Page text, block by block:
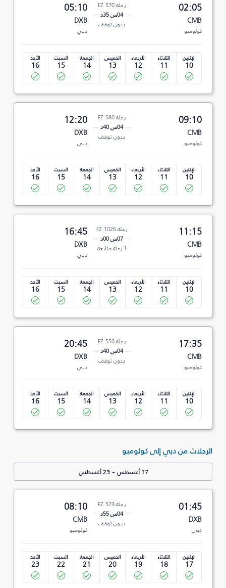
02:05
CMB
كولومبو
رحلة FZ 570
04س 35د
بدون توقف
05:10
DXB
دبي
الإثنين
10
الثلاثاء
11
الأربعاء
12
الخميس
13
الجمعة
14
السبت
15
الأحد
16
09:10
CMB
كولومبو
رحلة FZ 580
04س 40د
بدون توقف
12:20
DXB
دبي
الإثنين
10
الثلاثاء
11
الأربعاء
12
الخميس
13
الجمعة
14
السبت
15
الأحد
16
11:15
CMB
كولومبو
رحلة FZ 1026
07س 00د
1 رحلة متابعة
16:45
DXB
دبي
الإثنين
10
الثلاثاء
11
الأربعاء
12
الخميس
13
الجمعة
14
السبت
15
الأحد
16
17:35
CMB
كولومبو
رحلة FZ 550
04س 40د
بدون توقف
20:45
DXB
دبي
الإثنين
10
الثلاثاء
11
الأربعاء
12
الخميس
13
الجمعة
14
السبت
15
الأحد
16
الرحلات من دبي إلى كولومبو
17 أغسطس -23 أغسطس
01:45
DXB
دبي
رحلة FZ 579
04س 55د
بدون توقف
08:10
CMB
كولومبو
الإثنين
17
الثلاثاء
18
الأربعاء
19
الخميس
20
الجمعة
21
السبت
22
الأحد
23